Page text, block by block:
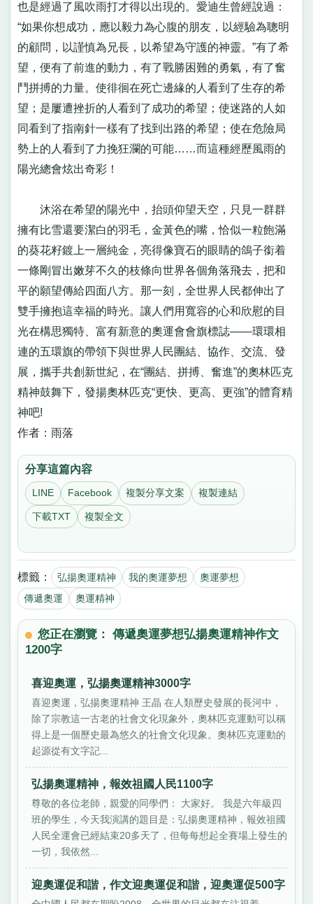
也是經過了風吹雨打才得以出現的。愛迪生曾經說過：
“如果你想成功，應以毅力為心腹的朋友，以經驗為聰明
的顧問，以謹慎為兄長，以希望為守護的神靈。”有了希
望，便有了前進的動力，有了戰勝困難的勇氣，有了奮
鬥拼搏的力量。使徘徊在死亡邊緣的人看到了生存的希
望；是屢遭挫折的人看到了成功的希望；使迷路的人如
同看到了指南針一樣有了找到出路的希望；使在危險局
勢上的人看到了力挽狂瀾的可能……而這種經歷風雨的
陽光總會炫出奇彩！
沐浴在希望的陽光中，抬頭仰望天空，只見一群群
擁有比雪還要潔白的羽毛，金黃色的嘴，恰似一粒飽滿
的葵花籽鍍上一層純金，亮得像寶石的眼睛的鴿子銜着
一條剛冒出嫩芽不久的枝條向世界各個角落飛去，把和
平的願望傳給四面八方。那一刻，全世界人民都伸出了
雙手擁抱這幸福的時光。讓人們用寬容的心和欣慰的目
光在構思獨特、富有新意的奧運會會旗標誌——環環相
連的五環旗的帶領下與世界人民團結、協作、交流、發
展，攜手共創新世紀，在“團結、拼搏、奮進”的奧林匹克
精神鼓舞下，發揚奧林匹克“更快、更高、更強”的體育精
神吧!
作者：雨落
分享這篇內容
LINE Facebook 複製分享文案 複製連結
下載TXT 複製全文
標籤： 弘揚奧運精神 我的奧運夢想
奧運夢想
傳遞奧運
奧運精神
您正在瀏覽： 傳遞奧運夢想弘揚奧運精神作文
1200字
喜迎奧運，弘揚奧運精神3000字
喜迎奧運，弘揚奧運精神 王晶 在人類歷史發展的長河中，
除了宗教這一古老的社會文化現象外，奧林匹克運動可以稱
得上是一個歷史最為悠久的社會文化現象。奧林匹克運動的
起源從有文字記...
弘揚奧運精神，報效祖國人民1100字
尊敬的各位老師，親愛的同學們： 大家好。 我是六年級四
班的學生，今天我演講的題目是：弘揚奧運精神，報效祖國
人民全運會已經結束20多天了，但每每想起全賽場上發生的
一切，我依然...
迎奧運促和諧，作文迎奧運促和諧，迎奧運促500字